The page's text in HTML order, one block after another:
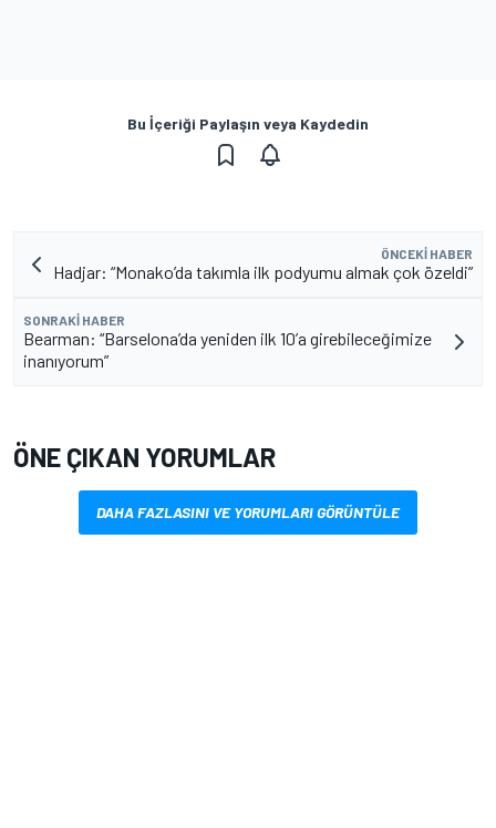
Bu İçeriği Paylaşın veya Kaydedin
ÖNCEKI HABER
Hadjar: “Monako’da takımla ilk podyumu almak çok özeldi”
SONRAKI HABER
Bearman: “Barselona’da yeniden ilk 10’a girebileceğimize
inanıyorum”
ÖNE ÇIKAN YORUMLAR
DAHA FAZLASINI VE YORUMLARI GÖRÜNTÜLE